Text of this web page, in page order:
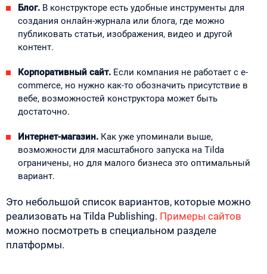
Блог. В конструкторе есть удобные инструменты для
создания онлайн-журнала или блога, где можно
публиковать статьи, изображения, видео и другой
контент.
Корпоративный сайт. Если компания не работает с e-
commerce, но нужно как-то обозначить присутствие в
вебе, возможностей конструктора может быть
достаточно.
Интернет-магазин. Как уже упоминали выше,
возможности для масштабного запуска на Tilda
ограничены, но для малого бизнеса это оптимальный
вариант.
Это небольшой список вариантов, которые можно
реализовать на Tilda Publishing. Примеры сайтов
можно посмотреть в специальном разделе
платформы.